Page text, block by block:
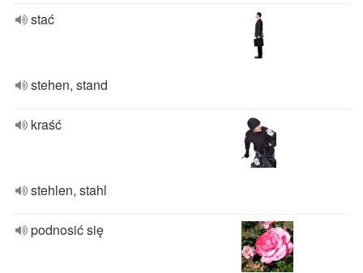
stać
stehen, stand
kraść
stehlen, stahl
podnosić się